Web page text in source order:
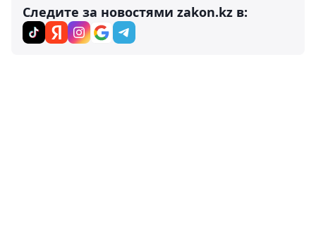
Следите за новостями zakon.kz в: